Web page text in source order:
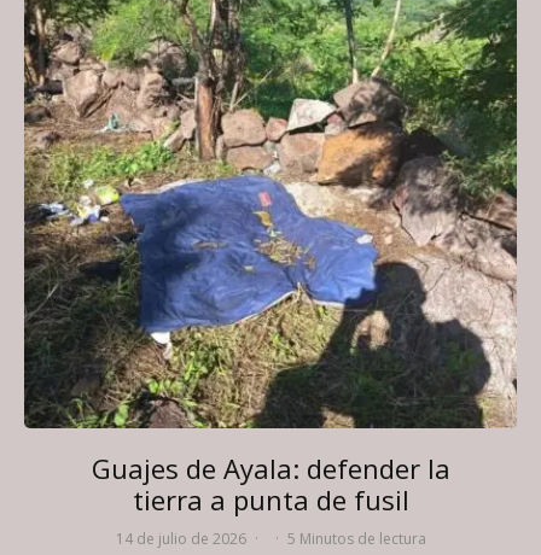
Guajes de Ayala: defender la
tierra a punta de fusil
14 de julio de 2026 · · 5 Minutos de lectura